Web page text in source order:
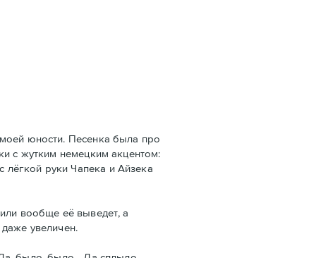
юности. Песенка была про
с жутким немецким акцентом:
лёгкой руки Чапека и Айзека
вообще её выведет, а
даже увеличен.